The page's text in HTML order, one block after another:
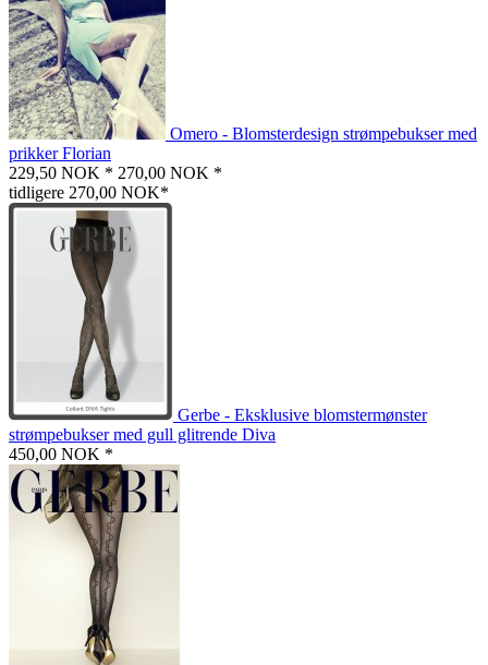
Omero - Blomsterdesign strømpebukser med
prikker Florian
229,50 NOK * 270,00 NOK *
tidligere 270,00 NOK*
Gerbe - Eksklusive blomstermønster
strømpebukser med gull glitrende Diva
450,00 NOK *